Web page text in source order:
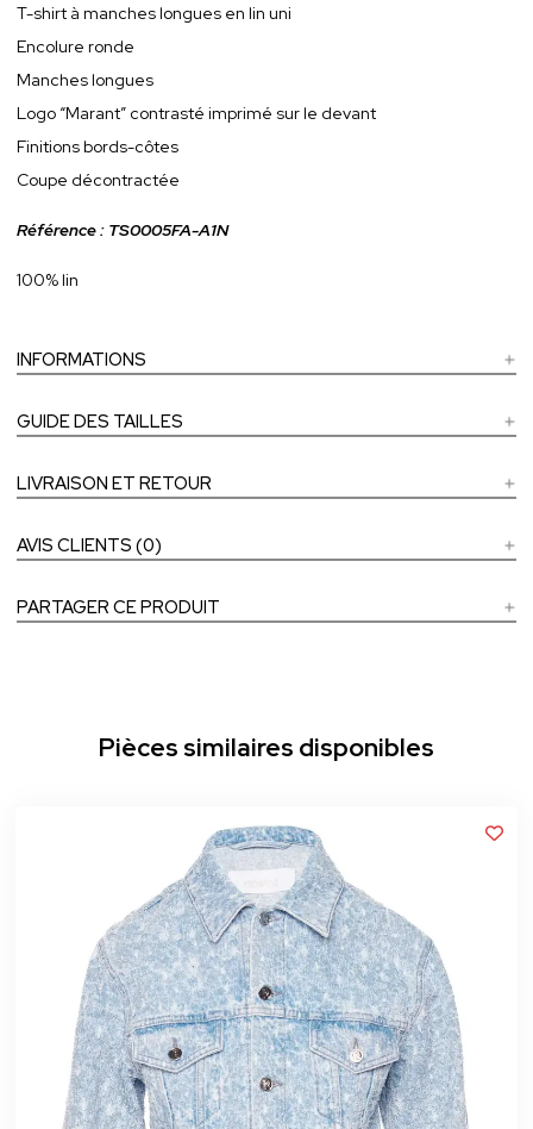
T-shirt à manches longues en lin uni
Encolure ronde
Manches longues
Logo “Marant” contrasté imprimé sur le devant
Finitions bords-côtes
Coupe décontractée
Référence : TS0005FA-A1N
100% lin
INFORMATIONS
GUIDE DES TAILLES
LIVRAISON ET RETOUR
AVIS CLIENTS (0)
PARTAGER CE PRODUIT
Pièces similaires disponibles